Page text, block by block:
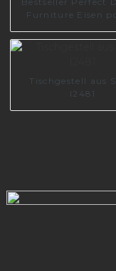
Furniture Eisen
I3014-160-08
Tischgestell aus
I2481